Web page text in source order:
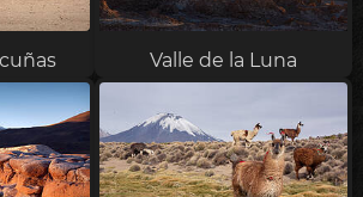
Valle de la Luna